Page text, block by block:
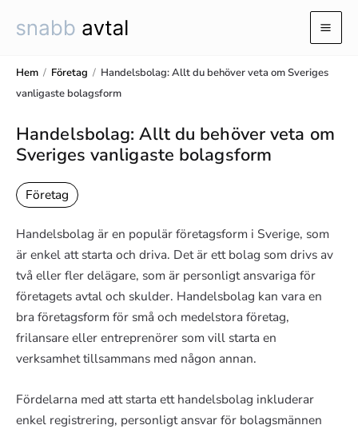
Hem / Företag / Handelsbolag: Allt du behöver veta om Sveriges
vanligaste bolagsform
Handelsbolag: Allt du behöver veta om
Sveriges vanligaste bolagsform
Företag
Handelsbolag är en populär företagsform i Sverige, som
är enkel att starta och driva. Det är ett bolag som drivs av
två eller fler delägare, som är personligt ansvariga för
företagets avtal och skulder. Handelsbolag kan vara en
bra företagsform för små och medelstora företag,
frilansare eller entreprenörer som vill starta en
verksamhet tillsammans med någon annan.
Fördelarna med att starta ett handelsbolag inkluderar
enkel registrering, personligt ansvar för bolagsmännen